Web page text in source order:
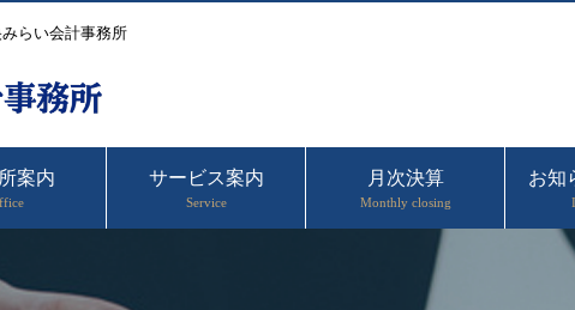
らい会計事務所
案内 サービス案内
Service
月次決算
Monthly closing
お知